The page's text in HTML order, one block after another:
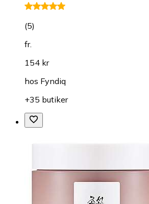
(5)
fr.
154 kr
hos Fyndiq
+35 butiker